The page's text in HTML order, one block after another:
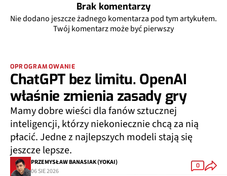
Brak komentarzy
Nie dodano jeszcze żadnego komentarza pod tym artykułem.
Twój komentarz może być pierwszy
OPROGRAMOWANIE
ChatGPT bez limitu. OpenAI
właśnie zmienia zasady gry
Mamy dobre wieści dla fanów sztucznej
inteligencji, którzy niekoniecznie chcą za nią
płacić. Jedne z najlepszych modeli stają się
jeszcze lepsze.
PRZEMYSŁAW BANASIAK (YOKAI)
06 SIE 2026
0